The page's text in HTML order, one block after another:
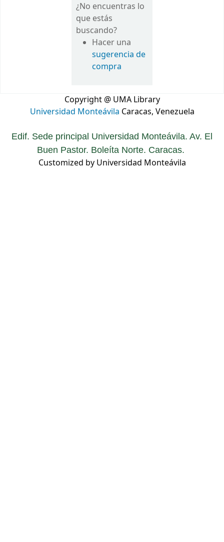
¿No encuentras lo
que estás
buscando?
Hacer una
sugerencia de
compra
Copyright @ UMA Library
Universidad Monteávila Caracas, Venezuela
Edif. Sede principal Universidad Monteávila. Av. El
Buen Pastor. Boleíta Norte. Caracas.
Customized by Universidad Monteávila